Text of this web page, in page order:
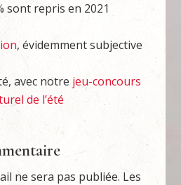
sont repris en 2021
, évidemment subjective
avec notre jeu-concours
de l’été
ne sera pas publiée. Les